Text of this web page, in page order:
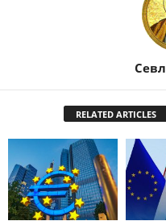
RELATED ARTICLES